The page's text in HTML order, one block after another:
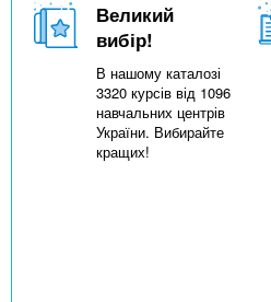
Великий
вибір!
В нашому каталозі
3320 курсів від 1096
навчальних центрів
України. Вибирайте
кращих!